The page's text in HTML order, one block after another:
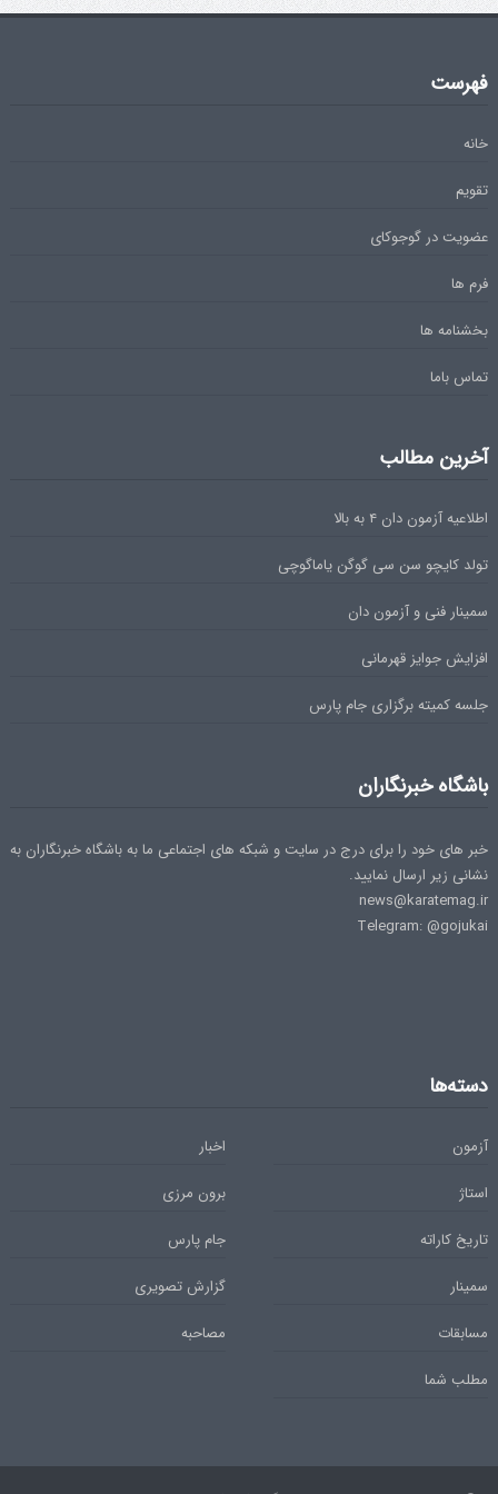
فهرست
خانه
تقویم
عضویت در گوجوکای
فرم ها
بخشنامه ها
تماس باما
آخرین مطالب
اطلاعیه آزمون دان ۴ به بالا
تولد کایچو سن سی گوگن یاماگوچی
سمینار فنی و آزمون دان
افزایش جوایز قهرمانی
جلسه کمیته برگزاری جام پارس
باشگاه خبرنگاران
خبر های خود را برای درج در سایت و شبکه های اجتماعی ما به باشگاه خبرنگاران به
نشانی زیر ارسال نمایید.
news@karatemag.ir
Telegram: @gojukai
دسته‌ها
آزمون
اخبار
استاژ
برون مرزی
تاریخ کاراته
جام پارس
سمینار
گزارش تصویری
مسابقات
مصاحبه
مطلب شما